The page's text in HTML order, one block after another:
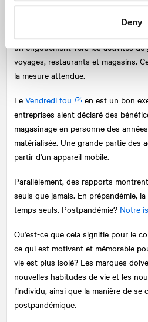
Deny
aux besoins uniques de l’individu
un engouement vers les activités
voyages, restaurants et magasins.
la mesure attendue.
Le Vendredi fou
en est un bon
entreprises aient déclaré des
magasinage en personne des
matérialisée. Une grande partie des
partir d'un appareil mobile.
Parallèlement, des rapports
seuls que jamais. En prépandémie,
temps seuls. Postpandémie? Notre
Qu'est-ce que cela signifie pour le
ce qui est motivant et mémorable
vie est plus isolé? Les marques
nouvelles habitudes de vie et les
l'individu, ainsi que la manière de
postpandémique.